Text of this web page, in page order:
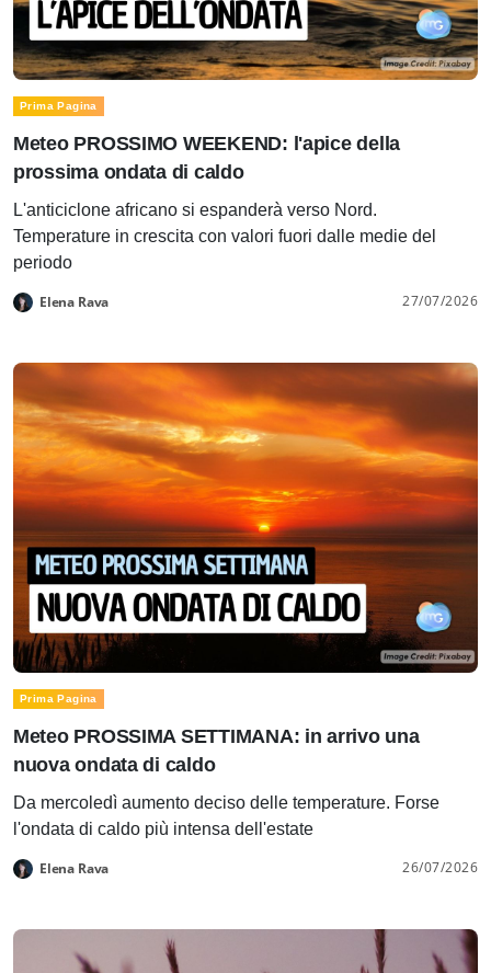
Prima Pagina
Meteo PROSSIMO WEEKEND: l'apice della
prossima ondata di caldo
L'anticiclone africano si espanderà verso Nord.
Temperature in crescita con valori fuori dalle medie del
periodo
Elena Rava 27/07/2026
Prima Pagina
Meteo PROSSIMA SETTIMANA: in arrivo una
nuova ondata di caldo
Da mercoledì aumento deciso delle temperature. Forse
l'ondata di caldo più intensa dell'estate
Elena Rava 26/07/2026